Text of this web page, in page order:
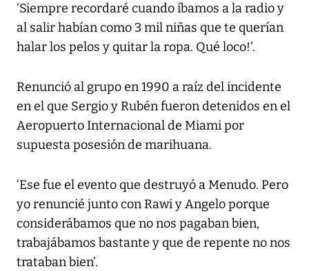
‘Siempre recordaré cuando íbamos a la radio y
al salir habían como 3 mil niñas que te querían
halar los pelos y quitar la ropa. Qué loco!’.
Renunció al grupo en 1990 a raíz del incidente
en el que Sergio y Rubén fueron detenidos en el
Aeropuerto Internacional de Miami por
supuesta posesión de marihuana.
‘Ese fue el evento que destruyó a Menudo. Pero
yo renuncié junto con Rawi y Angelo porque
considerábamos que no nos pagaban bien,
trabajábamos bastante y que de repente no nos
trataban bien’.